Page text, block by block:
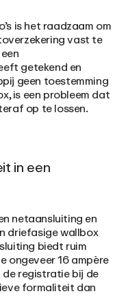
is het raadzaam om
vast te
getekend en
geen toestemming
is een probleem dat
op te lossen.
in een
netaansluiting en
driefasige wallbox
biedt ruim
ongeveer 16 ampère
registratie bij de
formaliteit dan